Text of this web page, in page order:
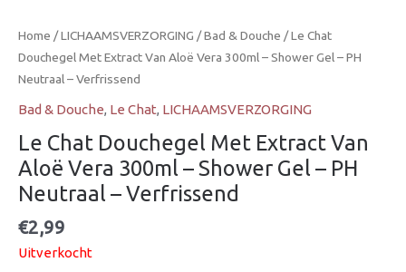
Home /LICHAAMSVERZORGING /Bad & Douche / Le Chat
Douchegel Met Extract Van Aloë Vera 300ml – Shower Gel – PH
Neutraal – Verfrissend
Bad & Douche, Le Chat, LICHAAMSVERZORGING
Le Chat Douchegel Met Extract Van
Aloë Vera 300ml – Shower Gel – PH
Neutraal – Verfrissend
€2,99
Uitverkocht